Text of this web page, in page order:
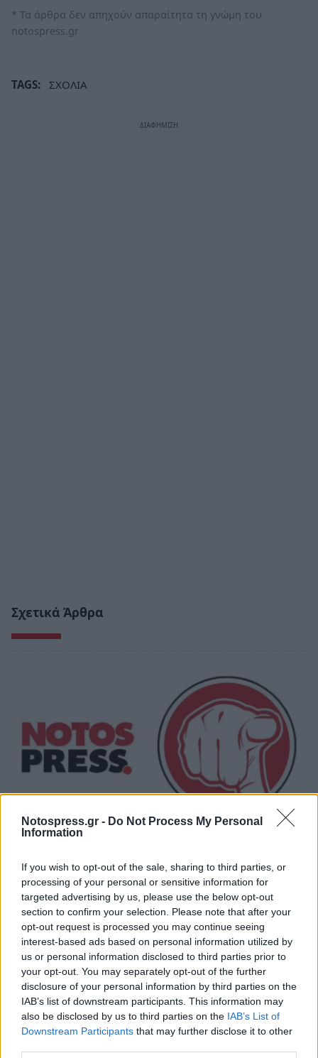
Notospress.gr - Do Not Process My Personal
Information
If you wish to opt-out of the sale, sharing to third parties, or
processing of your personal or sensitive information for
targeted advertising by us, please use the below opt-out
section to confirm your selection. Please note that after your
opt-out request is processed you may continue seeing
interest-based ads based on personal information utilized by
us or personal information disclosed to third parties prior to
your opt-out. You may separately opt-out of the further
disclosure of your personal information by third parties on the
IAB’s list of downstream participants. This information may
also be disclosed by us to third parties on the IAB’s List of
Downstream Participants that may further disclose it to other
* Τα άρθρα δεν απηχούν απαραίτητα τη γνώμη του
notospress.gr
TAGS: ΣΧΟΛΙΑ
Σχετικά Άρθρα
31/07/2026 09:17